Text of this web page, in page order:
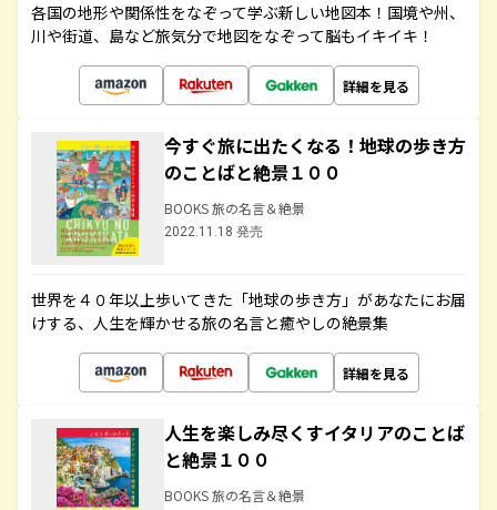
各国の地形や関係性をなぞって学ぶ新しい地図本！国境や州、
川や街道、島など旅気分で地図をなぞって脳もイキイキ！
詳細を見る
今すぐ旅に出たくなる！地球の歩き方
のことばと絶景１００
BOOKS 旅の名言＆絶景
2022.11.18 発売
世界を４０年以上歩いてきた「地球の歩き方」があなたにお届
けする、人生を輝かせる旅の名言と癒やしの絶景集
詳細を見る
人生を楽しみ尽くすイタリアのことば
と絶景１００
BOOKS 旅の名言＆絶景